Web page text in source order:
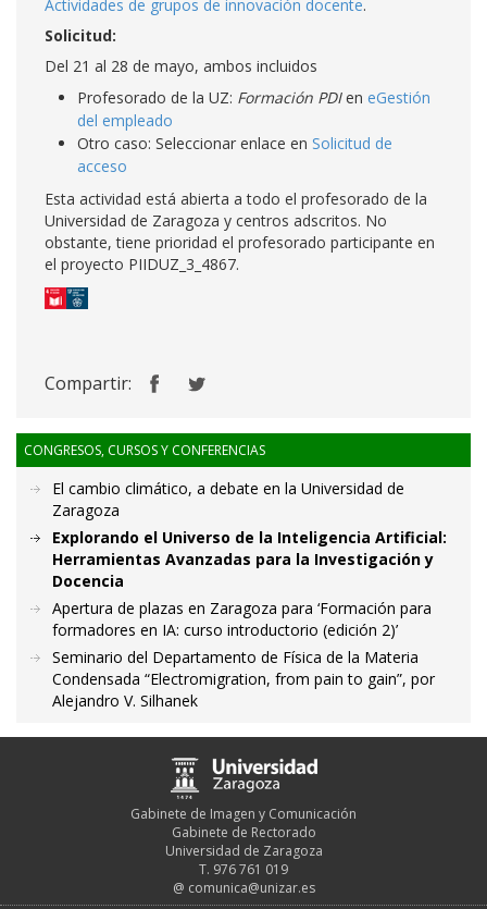
Actividades de grupos de innovación docente.
Solicitud:
Del 21 al 28 de mayo, ambos incluidos
Profesorado de la UZ: Formación PDIen eGestión
del empleado
Otro caso: Seleccionar enlace en Solicitud de
acceso
Esta actividad está abierta a todo el profesorado de la
Universidad de Zaragoza y centros adscritos. No
obstante, tiene prioridad el profesorado participante en
el proyecto PIIDUZ_3_4867.
Compartir:
CONGRESOS, CURSOS Y CONFERENCIAS
El cambio climático, a debate en la Universidad de
Zaragoza
Explorando el Universo de la Inteligencia Artificial:
Herramientas Avanzadas para la Investigación y
Docencia
Apertura de plazas en Zaragoza para ‘Formación para
formadores en IA: curso introductorio (edición 2)’
Seminario del Departamento de Física de la Materia
Condensada “Electromigration, from pain to gain”, por
Alejandro V. Silhanek
Gabinete de Imagen y Comunicación
Gabinete de Rectorado
Universidad de Zaragoza
T. 976 761 019
@ comunica@unizar.es